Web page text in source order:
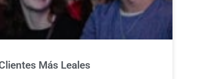
Más Leales